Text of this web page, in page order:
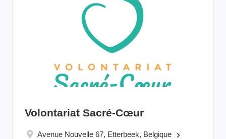
Volontariat Sacré-Cœur
Avenue Nouvelle 67, Etterbeek, Belgique keyboard_arrow_right